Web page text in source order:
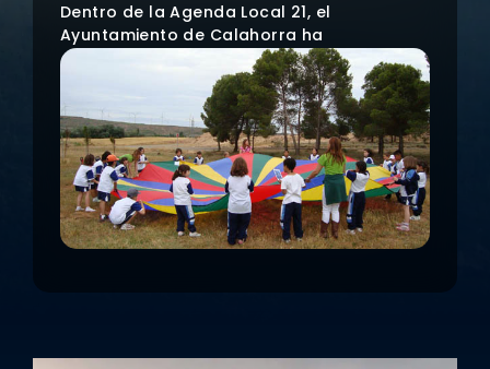
Dentro de la Agenda Local 21, el
Ayuntamiento de Calahorra ha
desarrollado un programa de
educación ambiental integral
que cumple su tercera edición. El
programa se lleva a cabo en el
marco de la colaboración con los
alumnos del Taller de Empleo
Calagurris, subvencionado por el
Servicio Riojano de Empleo del
Gobierno de La Rioja y el Fondo Social
al medio" suponen la celebración de